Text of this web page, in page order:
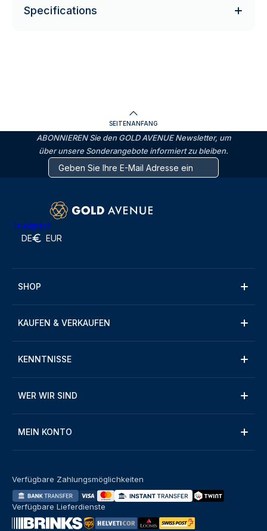
Specifications
SEITENANFANG
ABONNIEREN Sie den GOLD AVENUE Newsletter, um
über unsere Sonderangebote informiert zu bleiben.
Trustpilot
DE EUR
SHOP
KAUFEN & VERKAUFEN
KENNTNISSE
WER WIR SIND
MEIN KONTO
Verfügbare Zahlungsmöglichkeiten
Verfügbare Lieferdienste